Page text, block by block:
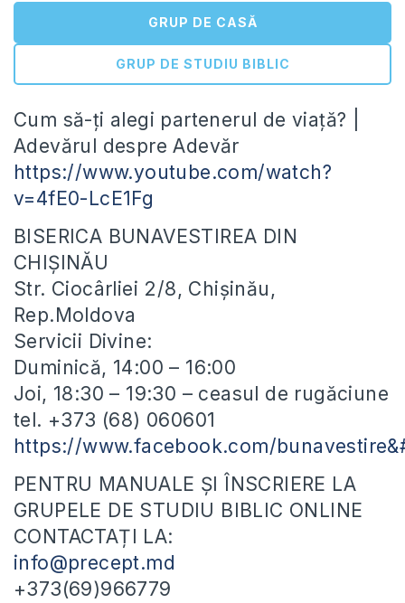
GRUP DE CASĂ
GRUP DE STUDIU BIBLIC
Cum să-ți alegi partenerul de viață? |
Adevărul despre Adevăr
https://www.youtube.com/watch?
v=4fE0-LcE1Fg
BISERICA BUNAVESTIREA DIN
CHIȘINĂU
Str. Ciocârliei 2/8, Chișinău,
Rep.Moldova
Servicii Divine:
Duminică, 14:00 – 16:00
Joi, 18:30 – 19:30 – ceasul de rugăciune
tel. +373 (68) 060601
https://www.facebook.com/
PENTRU MANUALE ȘI ÎNSCRIERE LA
GRUPELE DE STUDIU BIBLIC ONLINE
CONTACTAȚI LA:
info@precept.md
+373(69)966779